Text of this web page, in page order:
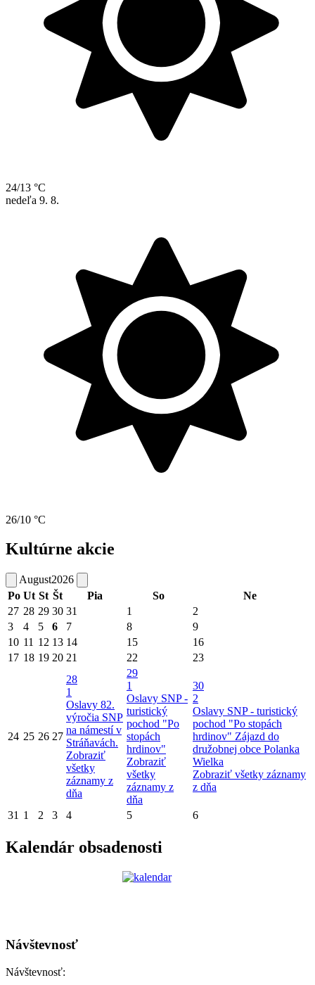
24/13 °C
nedeľa 9. 8.
26/10 °C
Kultúrne akcie
August2026
Po Ut St Št Pia So
Ne
27 28 29 30 31 1
2
3
4 5 6 7 8
9
10 11 12 13 14 15
16
17 18 19 20 21 22 23
24 25 26 27
28
1
Oslavy 82.
výročia SNP
na námestí v
Stráňavách.
Zobraziť
všetky
záznamy z
dňa
29
1
Oslavy SNP -
turistický
pochod "Po
stopách
hrdinov"
Zobraziť
všetky
záznamy z
dňa
30
2
Oslavy SNP - turistický
pochod "Po stopách
hrdinov" Zájazd do
družobnej obce Polanka
Wielka
Zobraziť všetky záznamy
z dňa
31 1 2 3 4 5 6
Kalendár obsadenosti
Návštevnosť
Návštevnosť: